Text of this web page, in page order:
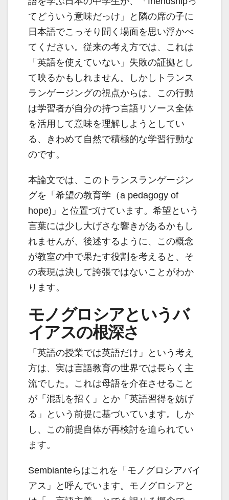
てどういう意味だっけ」と隣の席の子に
日本語でこっそり聞く場面を思い浮かべ
てください。従来の考え方では、これは
「英語を使えていない」失敗の証拠とし
て映るかもしれません。しかしトランス
ランゲージングの視点からは、この行動
は学習者が自分の持つ言語リソース全体
を活用して意味を理解しようとしてい
る、きわめて自然で積極的な学習行動な
のです。
本論文では、このトランスランゲージン
グを「希望の教育学（a pedagogy of
hope)」と位置づけています。希望という
言葉には少し大げさな響きがあるかもし
れませんが、後述するように、この概念
が教室の中で果たす役割を考えると、そ
の表現は決して誇張ではないことがわか
ります。
モノグロシアというバ
イアスの根深さ
「英語の授業では英語だけ」という考え
方は、実は言語教育の世界では長らく主
流でした。これは母語を介在させること
が「混乱を招く」とか「英語習得を妨げ
る」という前提に基づいています。しか
し、この前提自体が再検討を迫られてい
ます。
Sembianteらはこれを「モノグロシアバイ
アス」と呼んでいます。モノグロシアと